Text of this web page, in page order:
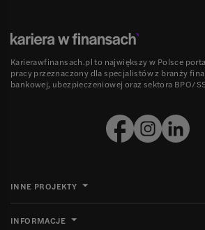
Karierawfinansach.pl to największy w Polsce
pracy przeznaczony dla specjalistów z branży
bankowej, ubezpieczeniowej oraz sektora BPO/
INNE PROJEKTY
INFORMACJE